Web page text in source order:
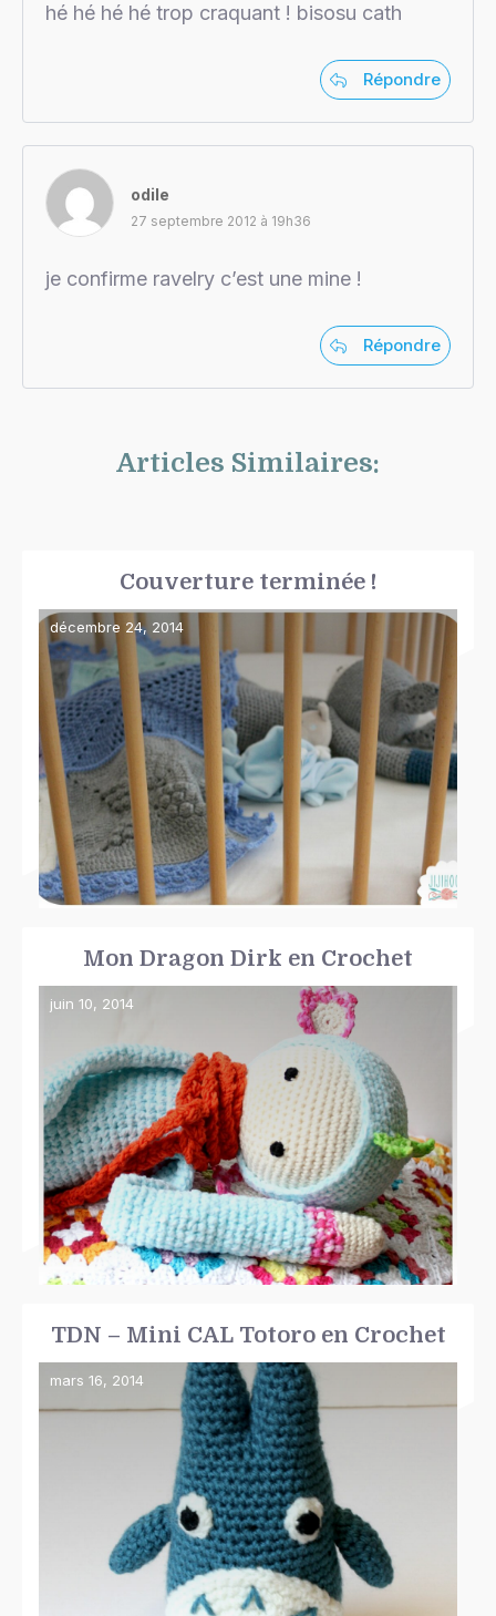
hé hé hé hé trop craquant ! bisosu cath
Répondre
odile
27 septembre 2012 à 19h36
je confirme ravelry c’est une mine !
Répondre
Articles Similaires:
Couverture terminée !
décembre 24, 2014
Mon Dragon Dirk en Crochet
juin 10, 2014
TDN – Mini CAL Totoro en Crochet
mars 16, 2014